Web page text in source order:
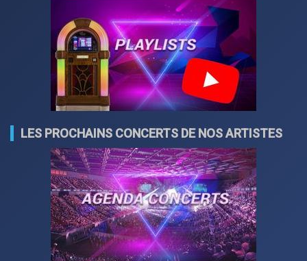
LES PROCHAINS CONCERTS DE NOS ARTISTES